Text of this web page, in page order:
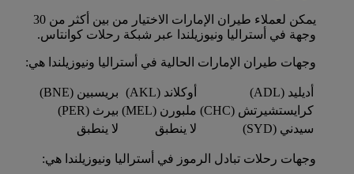
يمكن لعملاء طيران الإمارات الاختيار من بين أكثر من 30
وجهة في أستراليا ونيوزيلندا عبر شبكة رحلات كوانتاس.
وجهات طيران الإمارات الحالية في أستراليا ونيوزيلندا هي:
أديليد (ADL) أوكلاند (AKL)
بريسبين (BNE)
كرايستشيرتش (CHC)
ملبورن (MEL)
بيرث (PER)
سيدني (SYD)
لا ينطبق لا ينطبق
وجهات رحلات تبادل الرموز في أستراليا ونيوزيلندا هي: